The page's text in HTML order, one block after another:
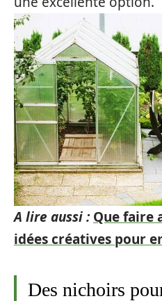
A lire aussi : Que faire
idées créatives pour
Des nichoirs